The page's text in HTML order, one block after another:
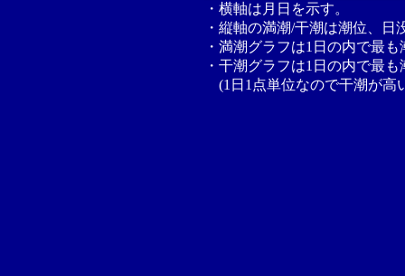
・横軸は月日を示す。
・縦軸の満潮/干潮は潮位、
・満潮グラフは1日の内で最
・干潮グラフは1日の内で最
(1日1点単位なので干潮が高